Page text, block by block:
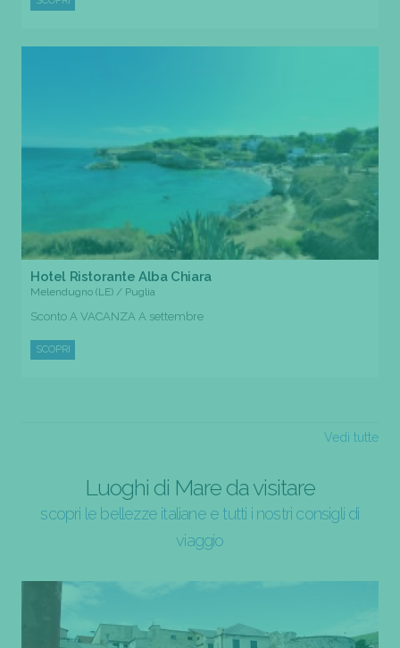
Hotel Ristorante Alba Chiara
Melendugno (LE) / Puglia
Sconto A VACANZA A settembre
SCOPRI
Vedi tutte
Luoghi di Mare da visitare
scopri le bellezze italiane e tutti i nostri consigli di
viaggio